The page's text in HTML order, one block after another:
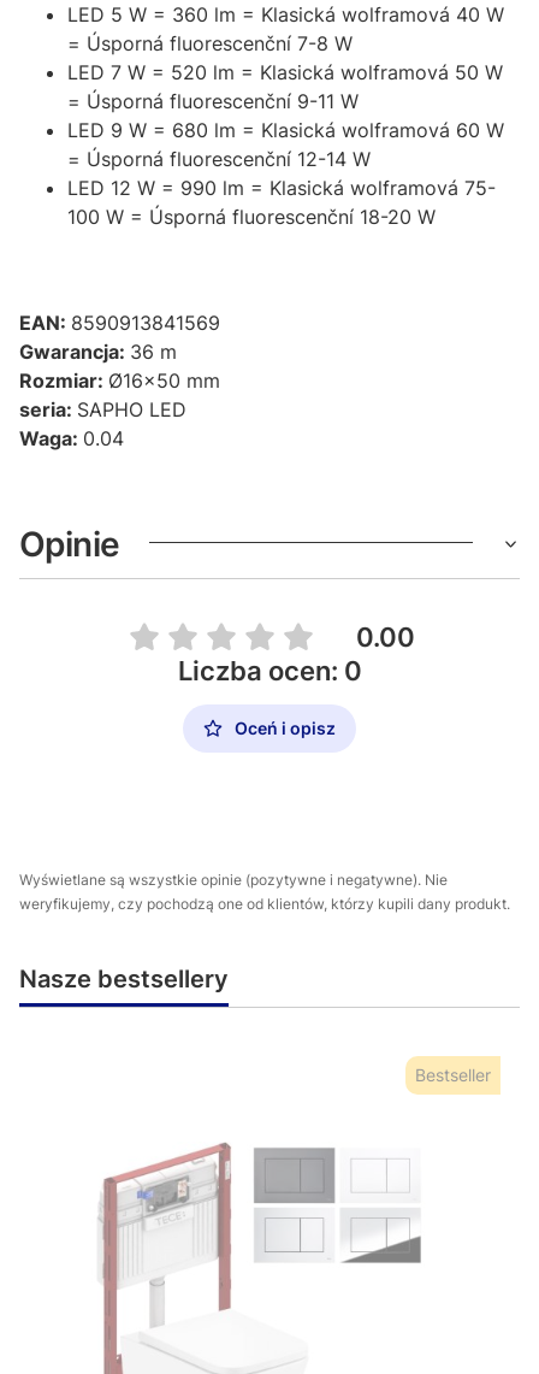
LED 5 W = 360 lm = Klasická wolframová 40 W
= Úsporná fluorescenční 7-8 W
LED 7 W = 520 lm = Klasická wolframová 50 W
= Úsporná fluorescenční 9-11 W
LED 9 W = 680 lm = Klasická wolframová 60 W
= Úsporná fluorescenční 12-14 W
LED 12 W = 990 lm = Klasická wolframová 75-
100 W = Úsporná fluorescenční 18-20 W
EAN: 8590913841569
Gwarancja: 36 m
Rozmiar: Ø16x50 mm
seria: SAPHO LED
Waga: 0.04
Opinie
0.00
Liczba ocen: 0
Oceń i opisz
Wyświetlane są wszystkie opinie (pozytywne i negatywne). Nie
weryfikujemy, czy pochodzą one od klientów, którzy kupili dany produkt.
Nasze bestsellery
Bestseller